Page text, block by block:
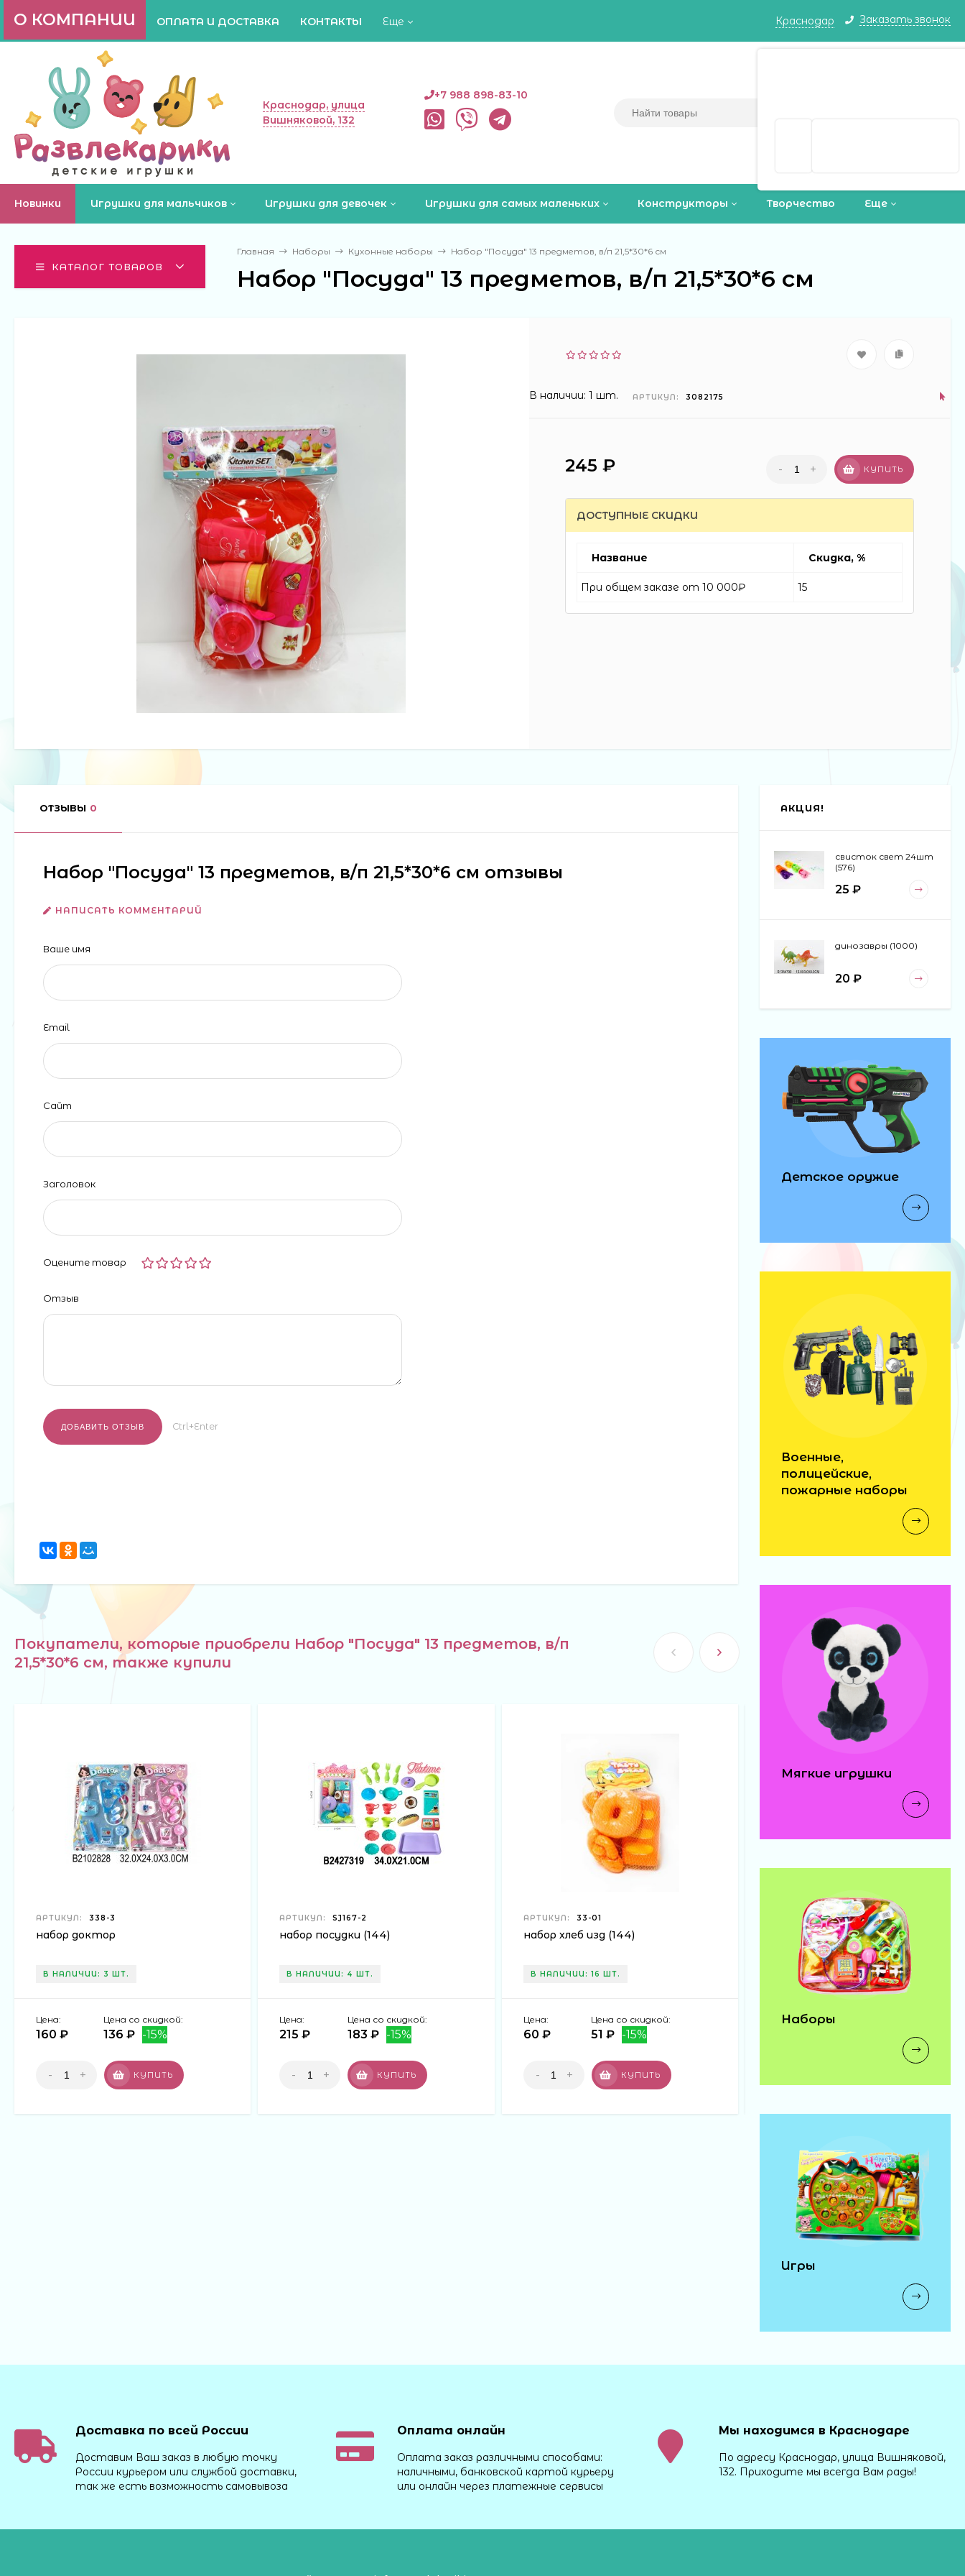
Краснодар Заказать звонок
О КОМПАНИИ ОПЛАТА И ДОСТАВКА КОНТАКТЫ Еще
Краснодар, улица
Вишняковой, 132
+7 988 898-83-10
Новинки Игрушки для мальчиков Игрушки для девочек Игрушки для самых маленьких Конструкторы Творчество Еще
КАТАЛОГ ТОВАРОВ
Главная Наборы Кухонные наборы Набор "Посуда" 13 предметов, в/п 21,5*30*6 см
Набор "Посуда" 13 предметов, в/п 21,5*30*6 см
В наличии: 1 шт. АРТИКУЛ: 3082175
245 ₽ - + КУПИТЬ
ДОСТУПНЫЕ СКИДКИ
Название Скидка, %
При общем заказе от 10 000₽ 15
ОТЗЫВЫ 0
Набор "Посуда" 13 предметов, в/п 21,5*30*6 см отзывы
НАПИСАТЬ КОММЕНТАРИЙ
Ваше имя
Email
Сайт
Заголовок
Оцените товар
Отзыв
Ctrl+Enter
Покупатели, которые приобрели Набор "Посуда" 13 предметов, в/п
21,5*30*6 см, также купили
АРТИКУЛ: 338-3
набор доктор
В НАЛИЧИИ: 3 ШТ.
Цена:
160 ₽
Цена со скидкой:
136 ₽ -15%
- + КУПИТЬ
АРТИКУЛ: SJ167-2
набор посудки (144)
В НАЛИЧИИ: 4 ШТ.
Цена:
215 ₽
Цена со скидкой:
183 ₽ -15%
- + КУПИТЬ
АРТИКУЛ: 33-01
набор хлеб изд (144)
В НАЛИЧИИ: 16 ШТ.
Цена:
60 ₽
Цена со скидкой:
51 ₽ -15%
- + КУПИТЬ
АРТИКУЛ: 898-2
военный набор (192)
В НАЛИЧИИ: 9 ШТ.
Цена: Цена со скидкой:
АКЦИЯ!
свисток свет 24шт
(576)
25 ₽
динозавры (1000)
20 ₽
Детское оружие
Военные,
полицейские,
пожарные наборы
Мягкие игрушки
Наборы
Игры
Доставка по всей России
Доставим Ваш заказ в любую точку
России курьером или службой доставки,
так же есть возможность самовывоза
Оплата онлайн
Оплата заказ различными способами:
наличными, банковской картой курьеру
или онлайн через платежные сервисы
Мы находимся в Краснодаре
По адресу Краснодар, улица Вишняковой,
132. Приходите мы всегда Вам рады!